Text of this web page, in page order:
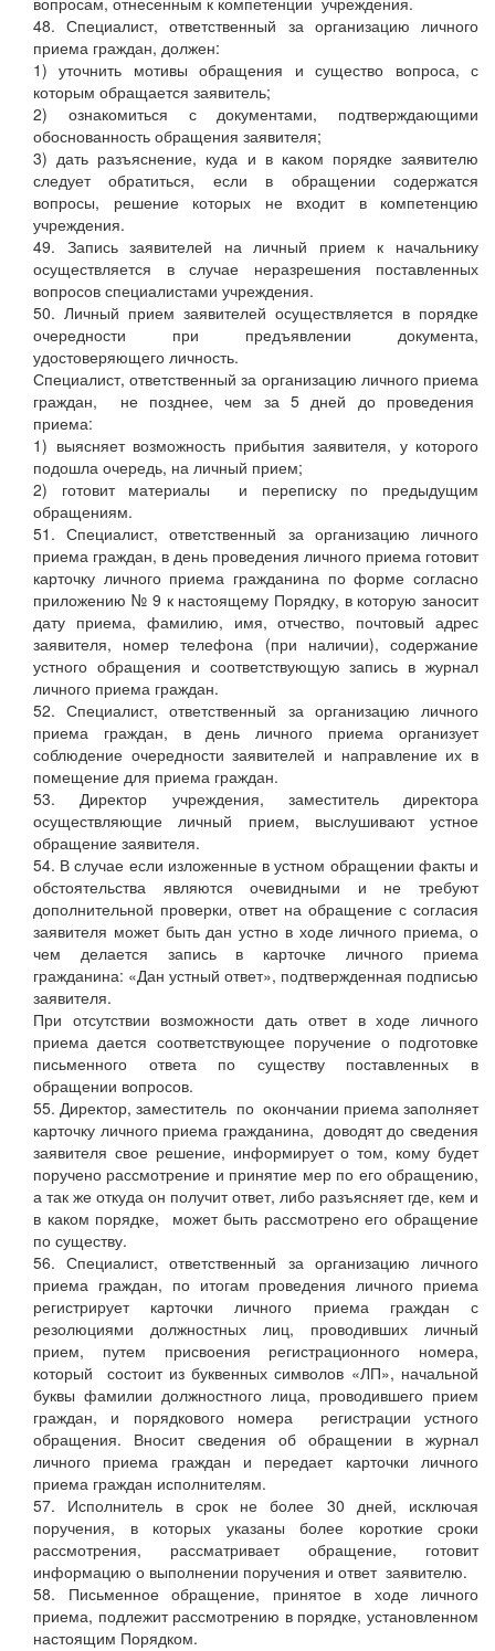
48. Специалист, ответственный за организацию личного
приема граждан, должен:
1) уточнить мотивы обращения и существо вопроса, с
которым обращается заявитель;
2) ознакомиться с документами, подтверждающими
обоснованность обращения заявителя;
3) дать разъяснение, куда и в каком порядке заявителю
следует обратиться, если в обращении содержатся
вопросы, решение которых не входит в компетенцию
учреждения.
49. Запись заявителей на личный прием к начальнику
осуществляется в случае неразрешения поставленных
вопросов специалистами учреждения.
50. Личный прием заявителей осуществляется в порядке
очередности при предъявлении документа,
удостоверяющего личность.
Специалист, ответственный за организацию личного приема
граждан, не позднее, чем за 5 дней до проведения
приема:
1) выясняет возможность прибытия заявителя, у которого
подошла очередь, на личный прием;
2) готовит материалы и переписку по предыдущим
обращениям.
51. Специалист, ответственный за организацию личного
приема граждан, в день проведения личного приема готовит
карточку личного приема гражданина по форме согласно
приложению № 9 к настоящему Порядку, в которую заносит
дату приема, фамилию, имя, отчество, почтовый адрес
заявителя, номер телефона (при наличии), содержание
устного обращения и соответствующую запись в журнал
личного приема граждан.
52. Специалист, ответственный за организацию личного
приема граждан, в день личного приема организует
соблюдение очередности заявителей и направление их в
помещение для приема граждан.
53. Директор учреждения, заместитель директора
осуществляющие личный прием, выслушивают устное
обращение заявителя.
54. В случае если изложенные в устном обращении факты и
обстоятельства являются очевидными и не требуют
дополнительной проверки, ответ на обращение с согласия
заявителя может быть дан устно в ходе личного приема, о
чем делается запись в карточке личного приема
гражданина: «Дан устный ответ», подтвержденная подписью
заявителя.
При отсутствии возможности дать ответ в ходе личного
приема дается соответствующее поручение о подготовке
письменного ответа по существу поставленных в
обращении вопросов.
55. Директор, заместитель по окончании приема заполняет
карточку личного приема гражданина, доводят до сведения
заявителя свое решение, информирует о том, кому будет
поручено рассмотрение и принятие мер по его обращению,
а так же откуда он получит ответ, либо разъясняет где, кем и
в каком порядке, может быть рассмотрено его обращение
по существу.
56. Специалист, ответственный за организацию личного
приема граждан, по итогам проведения личного приема
регистрирует карточки личного приема граждан с
резолюциями должностных лиц, проводивших личный
прием, путем присвоения регистрационного номера,
который состоит из буквенных символов «ЛП», начальной
буквы фамилии должностного лица, проводившего прием
граждан, и порядкового номера регистрации устного
обращения. Вносит сведения об обращении в журнал
личного приема граждан и передает карточки личного
приема граждан исполнителям.
57. Исполнитель в срок не более 30 дней, исключая
поручения, в которых указаны более короткие сроки
рассмотрения, рассматривает обращение, готовит
информацию о выполнении поручения и ответ заявителю.
58. Письменное обращение, принятое в ходе личного
приема, подлежит рассмотрению в порядке, установленном
настоящим Порядком.